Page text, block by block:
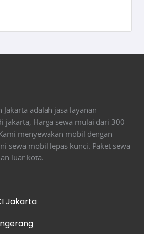
adalah jasa layanan
jakarta, Harga sewa mulai dari 300
menyewakan mobil dengan
sewa mobil lepas kunci. Paket sewa
luar kota.
Jakarta